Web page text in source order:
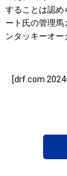
することは認め
ート氏の管理
ンタッキーオー
[drf.com